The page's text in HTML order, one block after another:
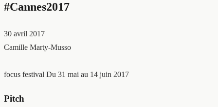
#Cannes2017
30 avril 2017
Camille Marty-Musso
focus festival Du 31 mai au 14 juin 2017
Pitch